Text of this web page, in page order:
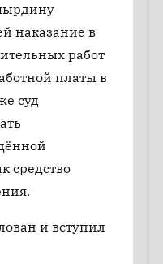
наказание в
работ
платы в
суд
средство
и вступил